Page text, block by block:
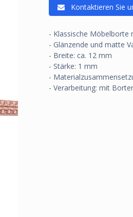
Kontaktieren Sie
- Klassische
- Glänzende und matte
- Breite: ca. 12 mm
- Stärke: 1 mm
-
- Verarbeitung: mit